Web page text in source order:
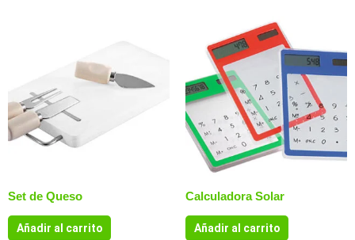
Set de Queso
Añadir al carrito
Calculadora Solar
Añadir al carrito